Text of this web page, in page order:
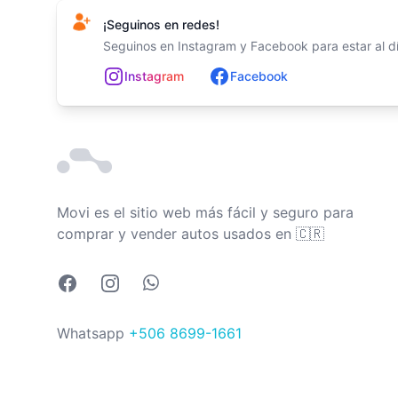
¡Seguinos en redes!
Seguinos en Instagram y Facebook para estar al
Instagram Facebook
Movi es el sitio web más fácil y seguro para
comprar y vender autos usados en Costa Rica
🇨🇷
FacebookInstagramWhatsapp
Whatsapp +506 8699-1661